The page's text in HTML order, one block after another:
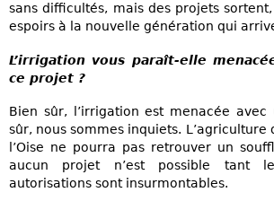
sans difficultés, mais des projets
espoirs à la nouvelle génération qui
L’irrigation vous paraît-elle
ce projet ?
Bien sûr, l’irrigation est menacée
sûr, nous sommes inquiets. L’agriculture
l’Oise ne pourra pas retrouver un
aucun projet n’est possible tant
autorisations sont insurmontables.